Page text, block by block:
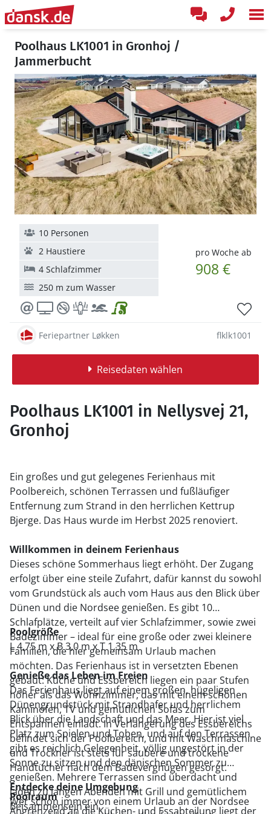
Poolhaus LK1001 in Gronhoj /
Jammerbucht
pro Woche ab
908 €
10 Personen
2 Haustiere
4 Schlafzimmer
250 m zum Wasser
Feriepartner Løkken flklk1001
Reisedaten wählen
Poolhaus LK1001 in Nellysvej 21,
Gronhoj
Ein großes und gut gelegenes Ferienhaus mit
Poolbereich, schönen Terrassen und fußläufiger
Entfernung zum Strand in den herrlichen Kettrup
Bjerge. Das Haus wurde im Herbst 2025 renoviert.
Willkommen in deinem Ferienhaus
Dieses schöne Sommerhaus liegt erhöht. Der Zugang
erfolgt über eine steile Zufahrt, dafür kannst du sowohl
vom Grundstück als auch vom Haus aus den Blick über
Dünen und die Nordsee genießen. Es gibt 10
Schlafplätze, verteilt auf vier Schlafzimmer, sowie zwei
Badezimmer – ideal für eine große oder zwei kleinere
Familien, die hier gemeinsam Urlaub machen
möchten. Das Ferienhaus ist in versetzten Ebenen
gebaut: Küche und Essbereich liegen ein paar Stufen
höher als das Wohnzimmer, das mit einem schönen
Kaminofen, TV und gemütlichen Sofas zum
Entspannen einlädt. In Verlängerung des Essbereichs
befindet sich der Poolbereich, und mit Waschmaschine
und Trockner ist stets für saubere und trockene
Handtücher nach dem Badevergnügen gesorgt.
Poolraum
Angrenzend an die Küchen- und Essabteilung liegt der
Poolgröße
L 4,75 m x B 3,0 m x T 1,35 m
Genieße das Leben im Freien
Das Ferienhaus liegt auf einem großen, hügeligen
Dünengrundstück mit Strandhafer und herrlichem
Blick über die Landschaft und das Meer.Hier ist viel
Platz zum Spielen und Toben, und auf den Terrassen
gibt es reichlich Gelegenheit, völlig ungestört in der
Sonne zu sitzen und den dänischen Sommer zu
genießen. Mehrere Terrassen sind überdacht und
laden zu langen Abenden mit Grill und gemütlichem
Beisammensein ein.
Entdecke deine Umgebung
Wer schon immer von einem Urlaub an der Nordsee